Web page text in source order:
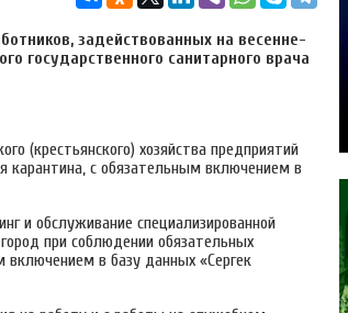
задействованных на весенне-
государственного санитарного врача
(крестьянского) хозяйства предприятий
карантина, с обязательным включением в
и обслуживание специализированной
при соблюдении обязательных
включением в базу данных «Сергек